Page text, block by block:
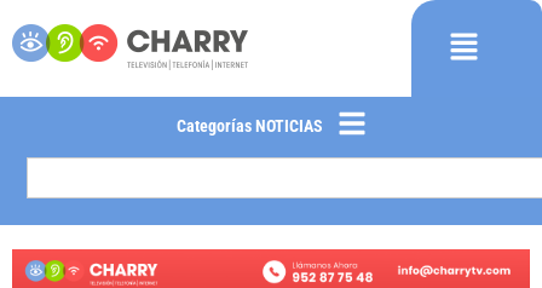
Categorías NOTICIAS